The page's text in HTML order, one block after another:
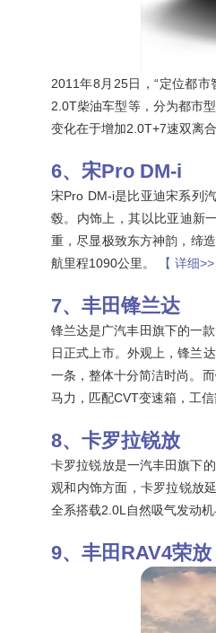
2011年8月25日，“定位都
2.0T柴油车型等，分为都市
变化在于增加2.0T+7速双离
宋Pro DM-i
宋Pro DM-i是比亚迪宋系列
毂。内饰上，其以比亚迪新
重，尽显极致东方神韵，缔
航里程1090公里。
【 详细>>
丰田锋兰达
锋兰达是广汽丰田旗下的一
日正式上市。外观上，锋兰
一条，整体十分简洁时尚。
马力，匹配CVT变速箱，工
卡罗拉锐放
卡罗拉锐放是一汽丰田旗下
观和内饰方面，卡罗拉锐放
全系搭载2.0L自然吸气发动
丰田RAV4荣放